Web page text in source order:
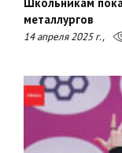
металлургов
14 апреля 2025 г.,